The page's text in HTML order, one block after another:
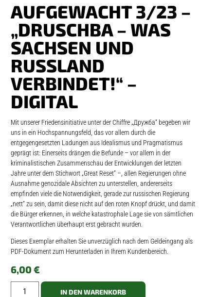
AUFGEWACHT 3/23 –
„DRUSCHBA – WAS
SACHSEN UND
RUSSLAND
VERBINDET!“ –
DIGITAL
Mit unserer Friedensinitiative unter der Chiffre „Дружба“ begeben wir
uns in ein Hochspannungsfeld, das vor allem durch die
entgegengesetzten Ladungen aus Idealismus und Pragmatismus
geprägt ist: Einerseits drängen die Befunde – vor allem in der
kriminalistischen Zusammenschau der Entwicklungen der letzten
Jahre unter dem Stichwort „Great Reset“ –, allen Regierungen ohne
Ausnahme genozidale Absichten zu unterstellen, andererseits
empfinden viele die Notwendigkeit, gerade zur russischen Regierung
„nett“ zu sein, damit diese nicht auf den roten Knopf drückt, und damit
die Bürger erkennen, in welche katastrophale Lage sie von sämtlichen
Verantwortlichen überhaupt erst gebracht wurden.
Dieses Exemplar erhalten Sie unverzüglich nach dem Geldeingang als
PDF-Dokument zum Herunterladen in Ihrem Kundenbereich.
6,00€
IN DEN WARENKORB